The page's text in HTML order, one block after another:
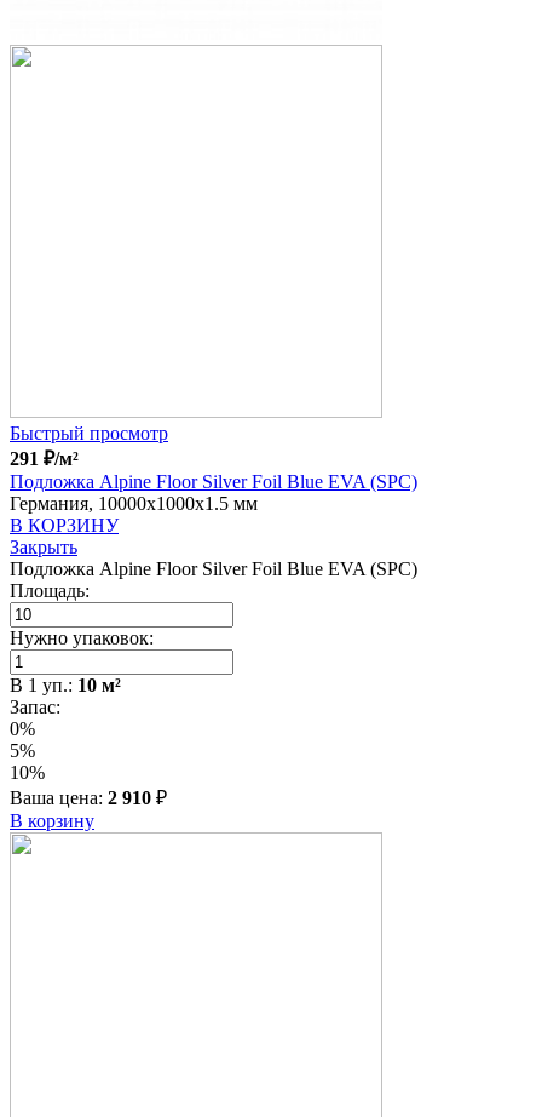
Быстрый просмотр
291 ₽/м²
Подложка Alpine Floor Silver Foil Blue EVA (SPC)
Германия, 10000x1000x1.5 мм
В КОРЗИНУ
Закрыть
Подложка Alpine Floor Silver Foil Blue EVA (SPC)
Площадь:
Нужно упаковок:
В 1 уп.: 10 м²
Запас:
0%
5%
10%
Ваша цена: 2 910 ₽
В корзину